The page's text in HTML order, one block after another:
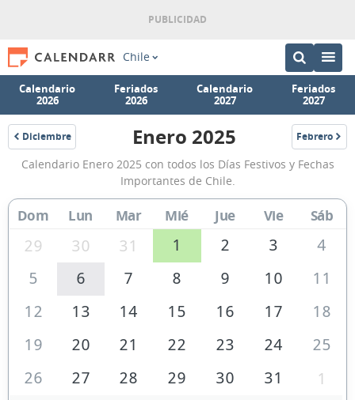
Chile
Calendario
2026
Feriados
2026
Calendario
2027
Feriados
2027
Diciembre
2024
Calendario
Enero
2025
de
Chile
Enero 2025 Febrero
2025
Calendario Enero 2025 con todos los Días Festivos y Fechas
Importantes de Chile.
Dom Lun Mar Mié Jue Vie Sáb
29 30 31 1 2 3
4
5
6 7 8 9 10
11
12
13 14 15 16 17
18
19
20 21 22 23 24
25
26
27 28 29 30 31 1